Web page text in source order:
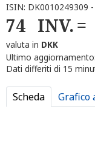
ISIN: DK0010249309
74 INV.
valuta in DKK
Ultimo aggiornamento:
Dati differiti di 15
Scheda Grafico